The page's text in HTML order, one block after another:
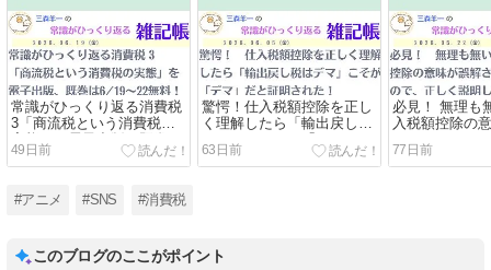
常識がひっくり返る消費税
3「商流税という消費税の
実態」を電子出版、既巻は
6/19～22無料！
49日前
驚愕！仕入税額控除を正し
く理解したら「輸出戻し税
はデマ」こそが「デマ」だ
と証明された！
63日前
必見！ 無理も
入税額控除の
れまくってい
く説明してみ
77日前
#アニメ #SNS #消費税
このブログのここがポイント